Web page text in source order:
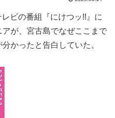
ビの番組『にけつッ!!』に
が、宮古島でなぜここまで
かったと告白していた。